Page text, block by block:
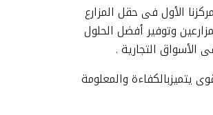
بست فولفىالأول فى حقل المزارع
وتوفير أفضل الحلول
الأسواق التجارية .
والمعلومة